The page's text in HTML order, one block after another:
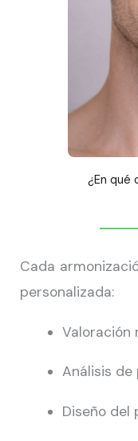
¿En qué
Cada
personalizada:
Valoración
Análisis
Diseño